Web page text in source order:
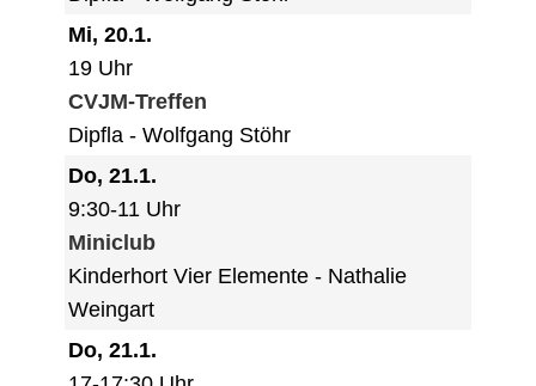
Mi, 20.1.
19 Uhr
CVJM-Treffen
Dipfla
Wolfgang Stöhr
Do, 21.1.
9:30-11 Uhr
Miniclub
Kinderhort Vier Elemente
Nathalie
Weingart
Do, 21.1.